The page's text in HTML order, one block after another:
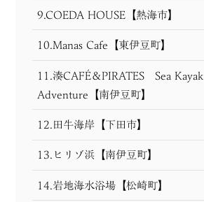
9.COEDA HOUSE【熱海市】
10.Manas Cafe【東伊豆町】
11.湊CAFÉ＆PIRATES Sea Kayak
Adventure【南伊豆町】
12.田牛海岸【下田市】
13.ヒリゾ浜【南伊豆町】
14.岩地海水浴場【松崎町】